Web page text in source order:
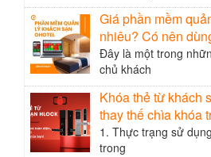
Giá phần mềm
nhiêu? Có nên
Đây là một trong
chủ khách
Khóa thẻ từ khách
thay thế chìa khóa
1. Thực trạng sử
trong